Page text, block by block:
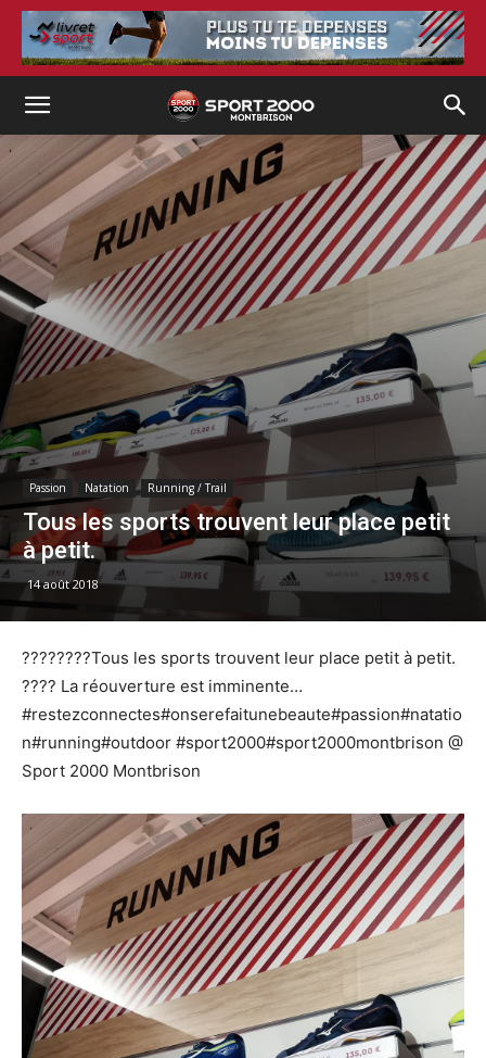
Passion Natation Running / Trail
Tous les sports trouvent leur place petit
à petit.
14 août 2018
????????Tous les sports trouvent leur place petit à petit.
???? La réouverture est imminente…
#restezconnectes#onserefaitunebeaute#passion#natatio
n#running#outdoor #sport2000#sport2000montbrison @
Sport 2000 Montbrison